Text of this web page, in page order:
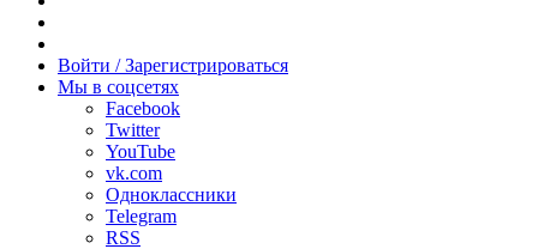
радио
Войти / Зарегистрироваться
Мы в соцсетях
Facebook
Twitter
YouTube
vk.com
Одноклассники
Telegram
RSS